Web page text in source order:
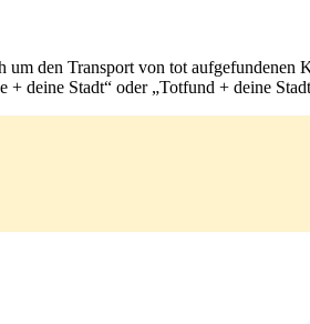
um den Transport von tot aufgefundenen
deine Stadt“ oder „Totfund + deine